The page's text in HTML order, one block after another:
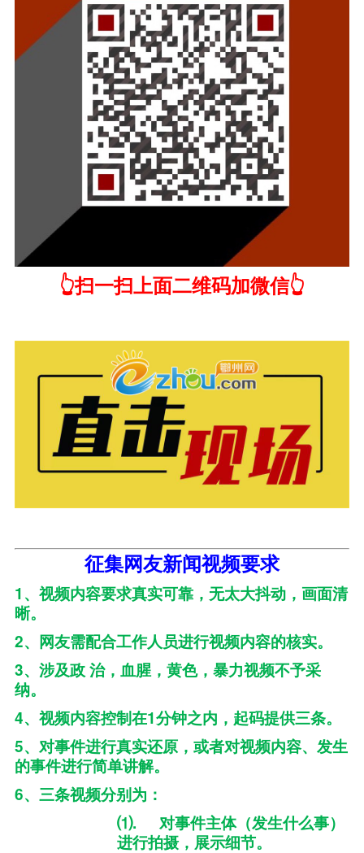
👆扫一扫上面二维码加微信👆
征集网友新闻视频要求
1、
视频内容要求真实可靠，无太大抖动，画面清
晰。
2、 网友需配合工作人员进行视频内容的核实。
3、
涉及政 治，血腥，黄色，暴力视频不予采
纳。
4、 视频内容控制在1分钟之内，起码提供三条。
5、
对事件进行真实还原，或者对视频内容、发生
的事件进行简单讲解。
6、 三条视频分别为：
⑴.
对事件主体（发生什么事）
进行拍摄，展示细节。